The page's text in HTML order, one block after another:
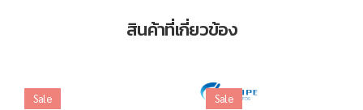
สินค้าที่เกี่ยวข้อง
Sale Sale